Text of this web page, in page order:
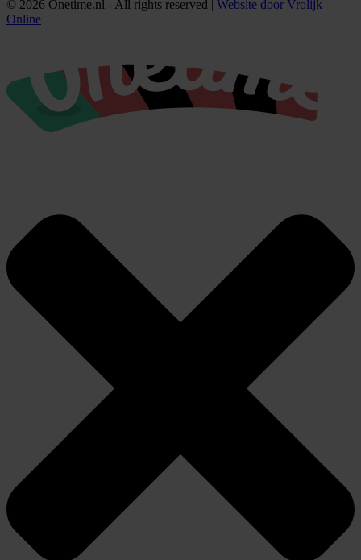
© 2026 Onetime.nl - All rights reserved | Website door Vrolijk
Online